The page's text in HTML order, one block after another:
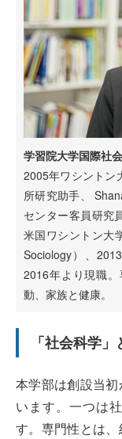
学習院大学国際
2005年ワシントン
所研究助手、
センター客員研究
米国ワシントン大
Sociology）、
2016年より現職
動、家族と健康。
「社会科学
本学部は創設当
います。一つは
す。専門性とは